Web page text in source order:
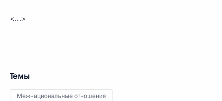
<…>
Темы
Межнациональные отношения